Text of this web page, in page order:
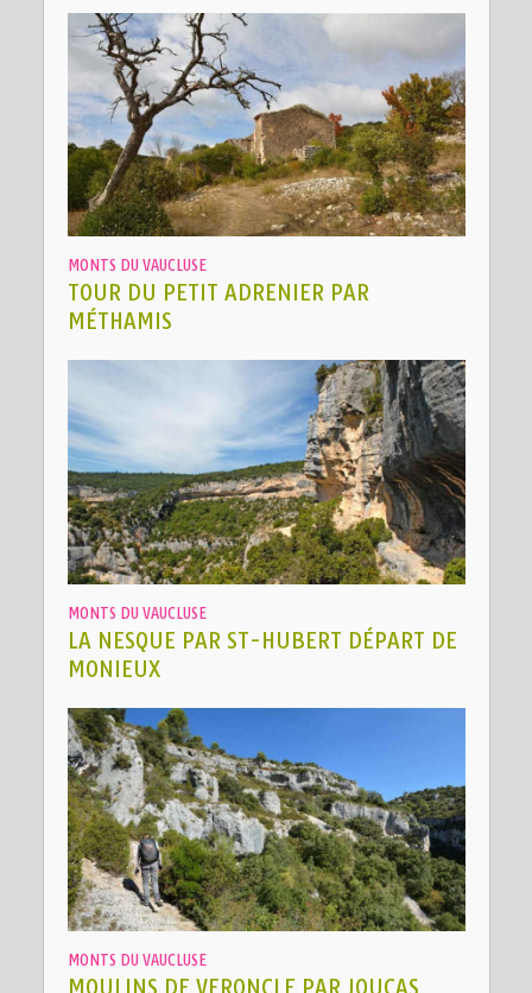
MONTS DU VAUCLUSE
TOUR DU PETIT ADRENIER PAR
MÉTHAMIS
MONTS DU VAUCLUSE
LA NESQUE PAR ST-HUBERT DÉPART DE
MONIEUX
MONTS DU VAUCLUSE
MOULINS DE VERONCLE PAR JOUCAS